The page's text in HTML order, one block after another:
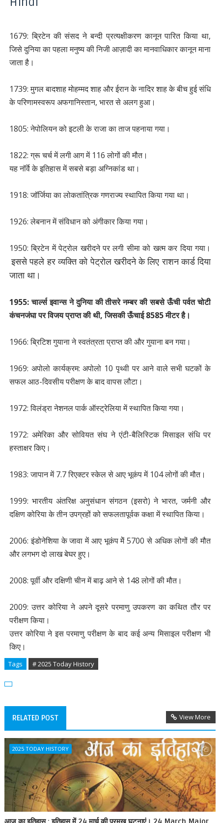
1679: ब्रिटेन की संसद ने बन्दी प्रत्यक्षीकरण कानून पारित किया था,
जिसे दुनिया का पहला मनुष्य की निजी आज़ादी का मानवाधिकार कानून माना
जाता है।
1739: मुगल बादशाह मोहम्मद शाह और ईरान के नादिर शाह के बीच हुई संधि
के परिणामस्वरूप अफगानिस्तान, भारत से अलग हुआ।
1805: नेपोलियन को इटली के राजा का ताज पहनाया गया।
1822: ग्रू चर्च में लगी आग में 116 लोगों की मौत।
यह नॉर्वे के इतिहास में सबसे बड़ा अग्निकांड था।
1918: जॉर्जिया का लोकतांत्रिक गणराज्य स्थापित किया गया था।
1926: लेबनान में संविधान को अंगीकार किया गया।
1950: ब्रिटेन में पेट्रोल खरीदने पर लगी सीमा को खत्म कर दिया गया।
इससे पहले हर व्यक्ति को पेट्रोल खरीदने के लिए राशन कार्ड दिया
जाता था।
1955: चार्ल्स इवान्स ने दुनिया की तीसरे नम्बर की सबसे ऊँची पर्वत चोटी
कंचनजंघा पर विजय प्राप्त की थी, जिसकी ऊँचाई 8585 मीटर है।
1966: ब्रिटिश गुयाना ने स्वतंत्रता प्राप्त की और गुयाना बन गया।
1969: अपोलो कार्यक्रम: अपोलो 10 पृथ्वी पर आने वाले सभी घटकों के
सफल आठ-दिवसीय परीक्षण के बाद वापस लौटा।
1972: विलंड्रा नेशनल पार्क ऑस्ट्रेलिया में स्थापित किया गया।
1972: अमेरिका और सोवियत संघ ने एंटी-बैलिस्टिक मिसाइल संधि पर
हस्ताक्षर किए।
1983: जापान में 7.7 रिएक्‍टर स्‍केल से आए भूकंप में 104 लोगों की मौत।
1999: भारतीय अंतरिक्ष अनुसंधान संगठन (इसरो) ने भारत, जर्मनी और
दक्षिण कोरिया के तीन उपग्रहों को सफलतापूर्वक कक्षा में स्थापित किया।
2006: इंडोनेशिया के जावा में आए भूकंप मेें 5700 से अधिक लोगों की मौत
और लगभग दो लाख बेघर हुए।
2008: पूर्वी और दक्षिणी चीन में बाढ़ आने से 148 लोगों की मौत।
2009: उत्तर कोरिया ने अपने दूसरे परमाणु उपकरण का कथित तौर पर
परीक्षण किया।
उत्तर कोरिया ने इस परमाणु परीक्षण के बाद कई अन्य मिसाइल परीक्षण भी
किए।
Tags # 2025 Today History
RELATED POST View More
2025 TODAY HISTORY